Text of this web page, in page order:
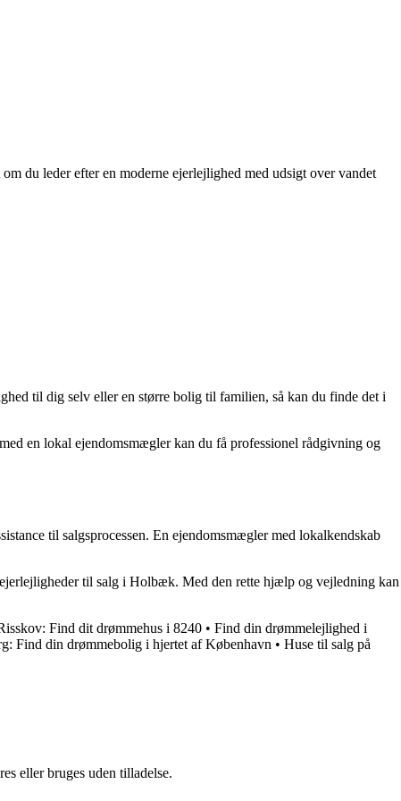
du leder efter en moderne ejerlejlighed med udsigt over vandet
til dig selv eller en større bolig til familien, så kan du finde det i
en lokal ejendomsmægler kan du få professionel rådgivning og
til salgsprocessen. En ejendomsmægler med lokalkendskab
til salg i Holbæk. Med den rette hjælp og vejledning kan
Find dit drømmehus i 8240 • Find din drømmelejlighed i
Find din drømmebolig i hjertet af København • Huse til salg på
eller bruges uden tilladelse.